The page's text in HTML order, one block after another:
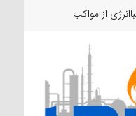
از مواکب
عزاد